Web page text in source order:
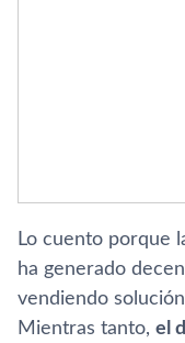
Lo cuento porque
ha generado
vendiendo
Mientras tanto, el